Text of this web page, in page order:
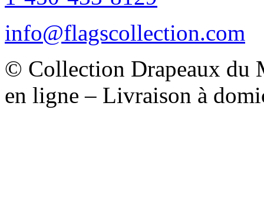
info@flagscollection.com
© Collection Drapeaux du
en ligne – Livraison à